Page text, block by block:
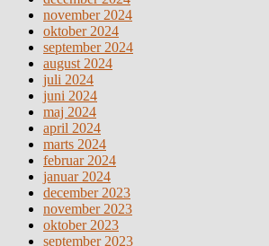
november 2024
oktober 2024
september 2024
august 2024
juli 2024
juni 2024
maj 2024
april 2024
marts 2024
februar 2024
januar 2024
december 2023
november 2023
oktober 2023
september 2023